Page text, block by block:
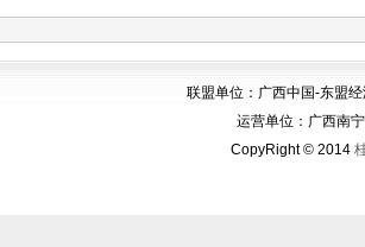
联盟单位：广西中国-东盟
运营单位：广西南
CopyRight © 2014